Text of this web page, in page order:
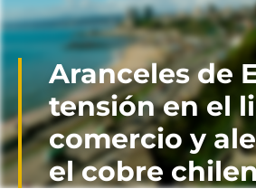
Aranceles de
tensión en el
comercio y
el cobre